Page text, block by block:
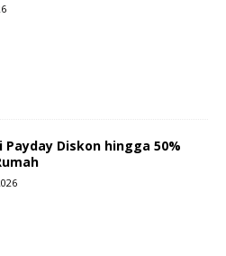
Payday Diskon hingga 50%